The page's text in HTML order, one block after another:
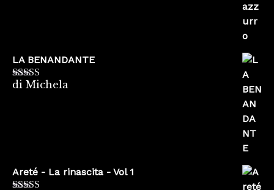
LA BENANDANTE
Valutato5su
di Michela
Areté - La rinascita - Vol 1